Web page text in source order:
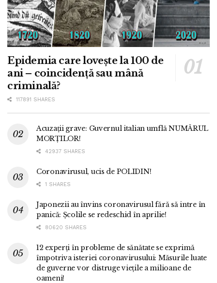
Epidemia care lovește la 100 de
ani – coincidență sau mână
criminală?
117891 SHARES
Acuzații grave: Guvernul italian umflă NUMĂRUL
MORȚILOR!
42937 SHARES
Coronavirusul, ucis de POLIDIN!
1 SHARES
Japonezii au învins coronavirusul fără să intre în
panică: Școlile se redeschid în aprilie!
80620 SHARES
12 experți în probleme de sănătate se exprimă
împotriva isteriei coronavirusului: Măsurile luate
de guverne vor distruge viețile a milioane de
oameni!